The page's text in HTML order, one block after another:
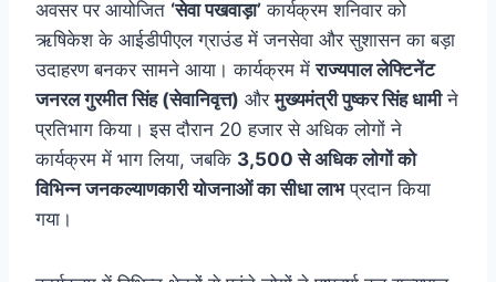
अवसर पर आयोजित ‘सेवा पखवाड़ा’ कार्यक्रम शनिवार को
ऋषिकेश के आईडीपीएल ग्राउंड में जनसेवा और सुशासन का बड़ा
उदाहरण बनकर सामने आया। कार्यक्रम मेंराज्यपाल लेफ्टिनेंट
जनरल गुरमीत सिंह (सेवानिवृत्त) औरमुख्यमंत्री पुष्कर सिंह धामीने
प्रतिभाग किया। इस दौरान 20 हजार से अधिक लोगों ने
कार्यक्रम में भाग लिया, जबकि 3,500 से अधिक लोगों को
विभिन्न जनकल्याणकारी योजनाओं का सीधा लाभप्रदान किया
गया।